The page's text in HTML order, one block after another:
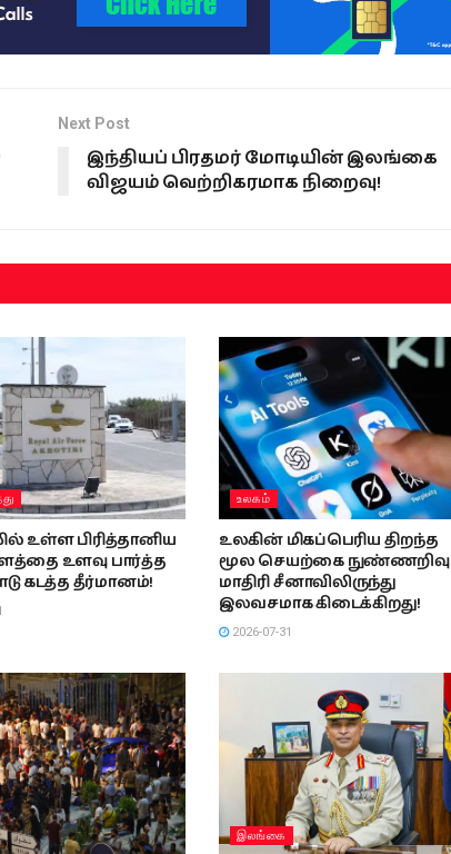
Next Post
இந்தியப் பிரதமர் மோடியின் இலங்கை
விஜயம் வெற்றிகரமாக நிறைவு!
உள்ள பிரித்தானிய
உளவு பார்த்த
கடத்த தீர்மானம்!
உலகம்
உலகின் மிகப்பெரிய திறந்த
மூல செயற்கை நுண்ணறிவு
மாதிரி சீனாவிலிருந்து
இலவசமாக கிடைக்கிறது!
2026-07-31
இலங்கை